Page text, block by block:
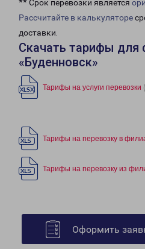
** Срок перевозки является
Рассчитайте в калькуляторе
доставки.
Скачать тарифы для
«Буденновск»
Тарифы на услуги перевозки
Тарифы на перевозку в
Тарифы на перевозку из
Оформить